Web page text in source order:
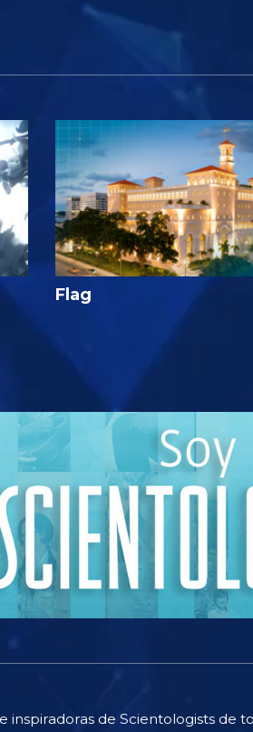
Flag
inspiradoras de Scientologists de